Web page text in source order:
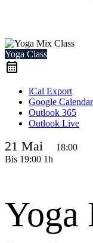
Yoga Class
iCal Export
Google Calendar
Outlook 365
Outlook Live
21 Mai
18:00
Bis 19:00 1h
Yoga